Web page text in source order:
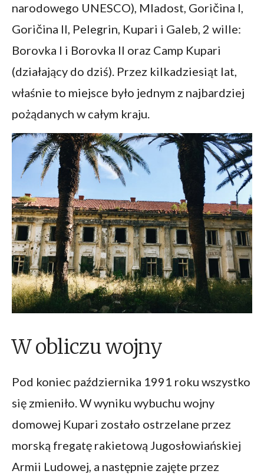
narodowego UNESCO), Mladost, Goričina I,
Goričina II, Pelegrin, Kupari i Galeb, 2 wille:
Borovka I i Borovka II oraz Camp Kupari
(działający do dziś). Przez kilkadziesiąt lat,
właśnie to miejsce było jednym z najbardziej
pożądanych w całym kraju.
W obliczu wojny
Pod koniec października 1991 roku wszystko
się zmieniło. W wyniku wybuchu wojny
domowej Kupari zostało ostrzelane przez
morską fregatę rakietową Jugosłowiańskiej
Armii Ludowej, a następnie zajęte przez